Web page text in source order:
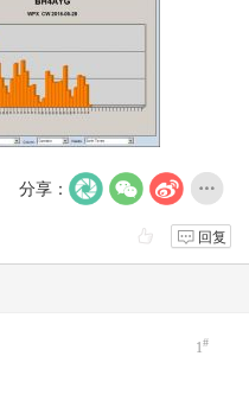
分享：
回复
1#